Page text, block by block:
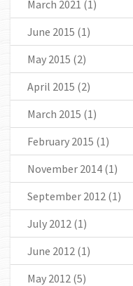
March 2021 (1)
June 2015 (1)
May 2015 (2)
April 2015 (2)
March 2015 (1)
February 2015 (1)
November 2014 (1)
September 2012 (1)
July 2012 (1)
June 2012 (1)
May 2012 (5)